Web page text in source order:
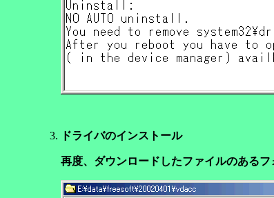
ドライバのインストール
再度、ダウンロードしたファイルのあるフ